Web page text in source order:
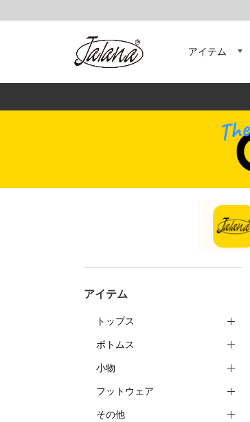
アイテム
アイテム
トップス
ボトムス
小物
フットウェア
その他